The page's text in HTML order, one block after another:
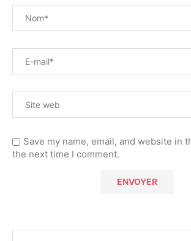
Save my name, email, and website in
the next time I comment.